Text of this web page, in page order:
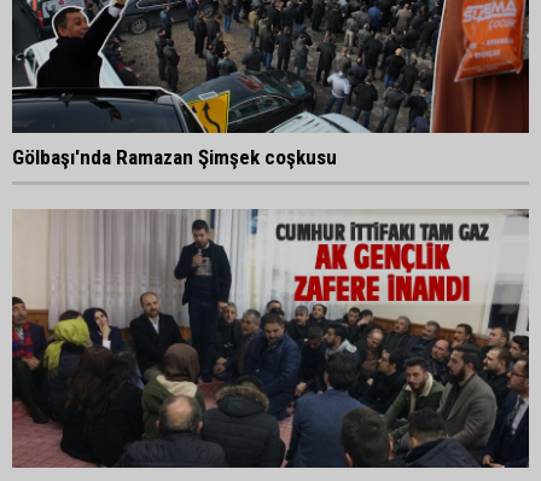
Gölbaşı'nda Ramazan Şimşek coşkusu